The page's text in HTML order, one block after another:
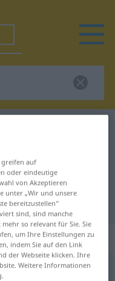
für
auf
oder eindeutige
von Akzeptieren
unter „Wir und unsere
bereitzustellen“
sind, sind manche
so relevant für Sie. Sie
um Ihre Einstellungen zu
indem Sie auf den Link
der Webseite klicken. Ihre
Weitere Informationen